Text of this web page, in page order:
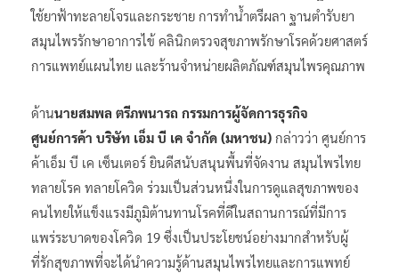
ใช้ยาฟ้าทะลายโจรและกระชาย การทำน้ำตรีผลา ฐานตำรับยา
สมุนไพรรักษาอาการไข้ คลินิกตรวจสุขภาพรักษาโรคด้วยศาสตร์
การแพทย์แผนไทย และร้านจำหน่ายผลิตภัณฑ์สมุนไพรคุณภาพ
ด้านนายสมพล ตรีภพนารถ กรรมการผู้จัดการธุรกิจ
ศูนย์การค้า บริษัท เอ็ม บี เค จำกัด (มหาชน) กล่าวว่า ศูนย์การ
ค้าเอ็ม บี เค เซ็นเตอร์ ยินดีสนับสนุนพื้นที่จัดงาน สมุนไพรไทย
ทลายโรค ทลายโควิด ร่วมเป็นส่วนหนึ่งในการดูแลสุขภาพของ
คนไทยให้แข็งแรงมีภูมิต้านทานโรคที่ดีในสถานการณ์ที่มีการ
แพร่ระบาดของโควิด 19 ซึ่งเป็นประโยชน์อย่างมากสำหรับผู้
ที่รักสุขภาพที่จะได้นำความรู้ด้านสมุนไพรไทยและการแพทย์